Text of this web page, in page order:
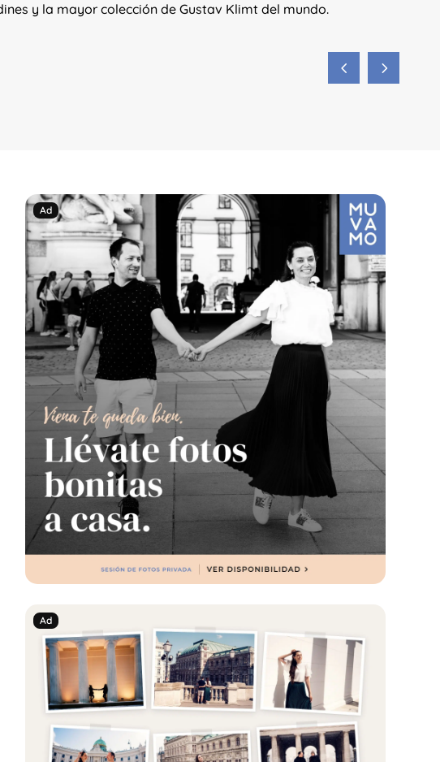
y la mayor colección de Gustav Klimt del mundo.